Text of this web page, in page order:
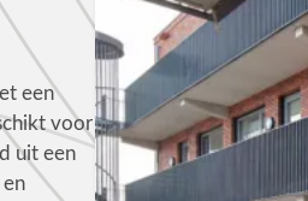
een
voor
uit een